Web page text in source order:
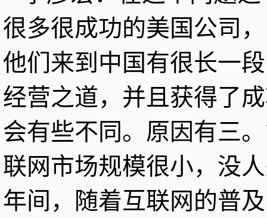
很多很成功的美国公司
他们来到中国有很长一
经营之道，并且获得了
会有些不同。原因有三
联网市场规模很小，没
年间，随着互联网的普